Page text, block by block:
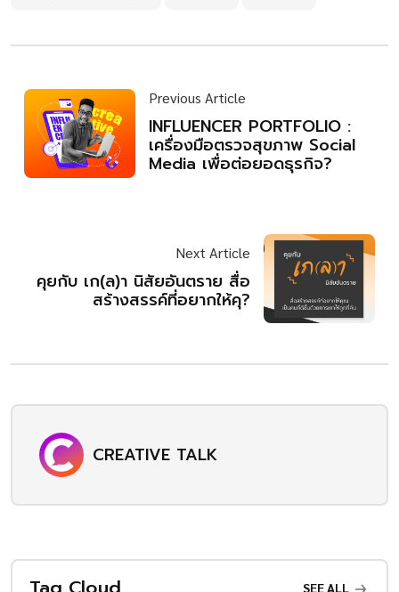
Previous Article
INFLUENCER PORTFOLIO :
เครื่องมือตรวจสุขภาพ Social
Media เพื่อต่อยอดธุรกิจ?
Next Article
คุยกับ เก(ล)า นิสัยอันตราย สื่อ
สร้างสรรค์ที่อยากให้คุ?
CREATIVE TALK
SEE ALL